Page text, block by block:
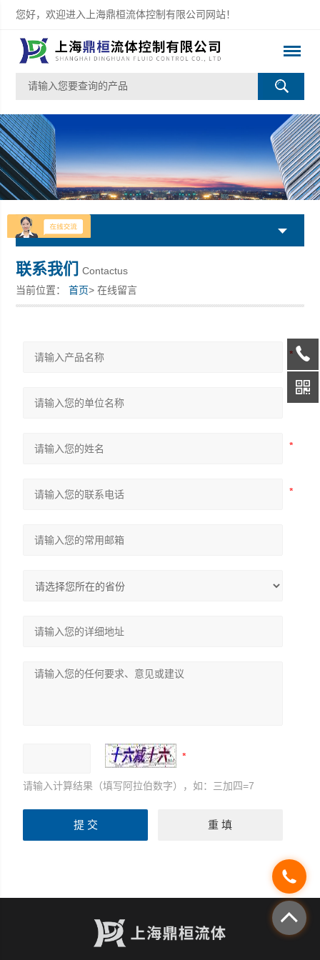
您好，欢迎进入上海鼎桓流体控制有限公司网站！
产品列表
联系我们 Contactus
当前位置：首页> 在线留言
请输入计算结果（填写阿拉伯数字），如：三加四=7